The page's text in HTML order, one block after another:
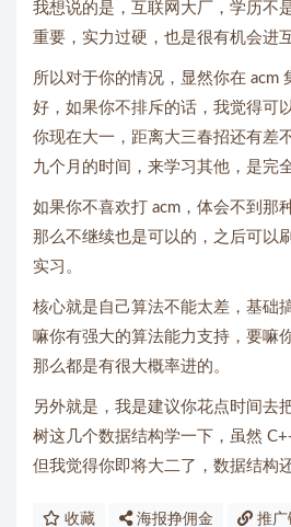
我想说的是，互联网大厂，学历不
重要，实力过硬，也是很有机会进
所以对于你的情况，显然你在 acm
好，如果你不排斥的话，我觉得可
你现在大一，距离大三春招还有差
九个月的时间，来学习其他，是完
如果你不喜欢打 acm，体会不到那
那么不继续也是可以的，之后可以
实习。
核心就是自己算法不能太差，基础
嘛你有强大的算法能力支持，要嘛
那么都是有很大概率进的。
另外就是，我是建议你花点时间去
树这几个数据结构学一下，虽然
但我觉得你即将大二了，数据结构
收藏 海报挣佣金 推广